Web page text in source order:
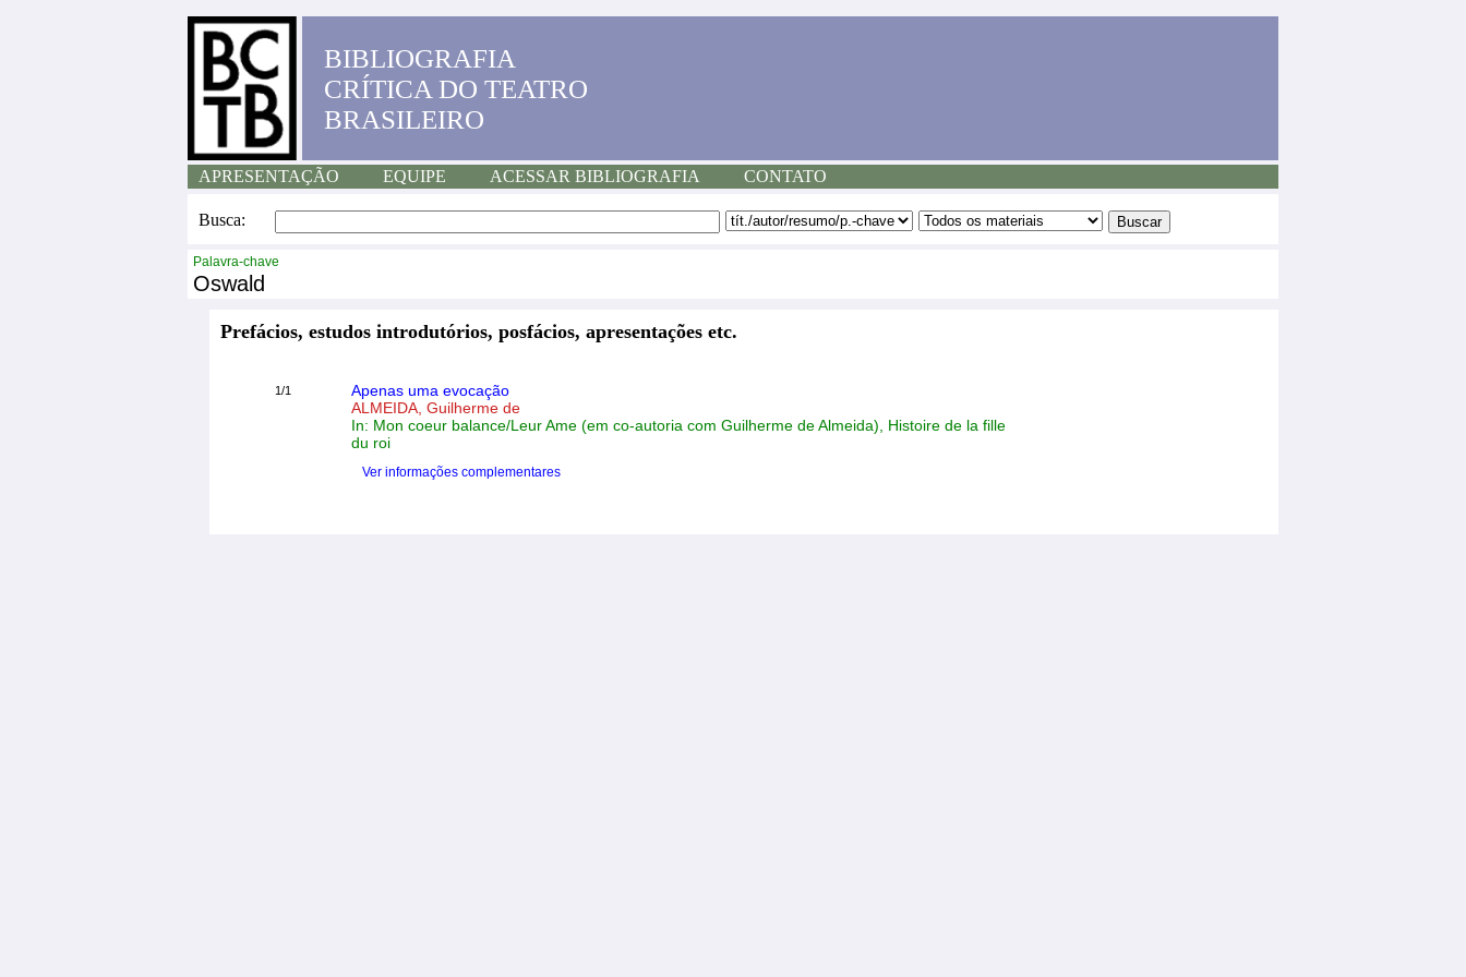
BIBLIOGRAFIA
CRÍTICA DO TEATRO
BRASILEIRO
APRESENTAÇÃO EQUIPE ACESSAR BIBLIOGRAFIA CONTATO
Busca:
Palavra-chave
Oswald
Prefácios, estudos introdutórios, posfácios, apresentações etc.
1/1
Apenas uma evocação
ALMEIDA, Guilherme de
In: Mon coeur balance/Leur Ame (em co-autoria com Guilherme de Almeida), Histoire de la fille
du roi
Ver informações complementares